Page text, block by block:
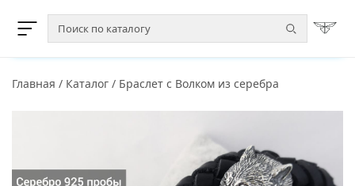
Главная / Каталог / Браслет с Волком из серебра